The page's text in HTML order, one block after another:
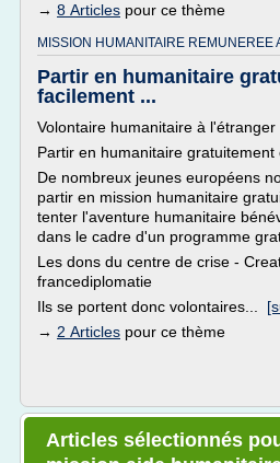
→ 8 Articles pour ce thème
MISSION HUMANITAIRE REMUNEREE
Partir en humanitaire
facilement ...
Volontaire humanitaire à l'étranger
Partir en humanitaire gratuitement
De nombreux jeunes européens
partir en mission humanitaire
tenter l'aventure humanitaire
dans le cadre d'un programme
Les dons du centre de crise -
francediplomatie
Ils se portent donc volontaires...
→ 2 Articles pour ce thème
Articles sélectionnés